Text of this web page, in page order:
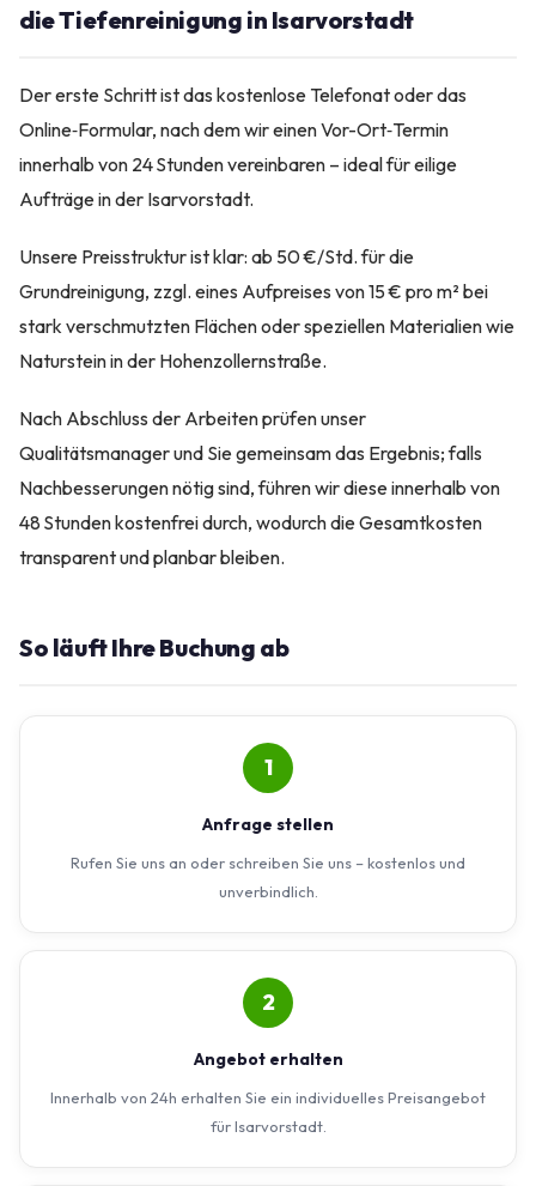
die Tiefenreinigung in Isarvorstadt
Der erste Schritt ist das kostenlose Telefonat oder das
Online‑Formular, nach dem wir einen Vor-Ort‑Termin
innerhalb von 24 Stunden vereinbaren – ideal für eilige
Aufträge in der Isarvorstadt.
Unsere Preisstruktur ist klar: ab 50 €/Std. für die
Grundreinigung, zzgl. eines Aufpreises von 15 € pro m² bei
stark verschmutzten Flächen oder speziellen Materialien wie
Naturstein in der Hohenzollernstraße.
Nach Abschluss der Arbeiten prüfen unser
Qualitätsmanager und Sie gemeinsam das Ergebnis; falls
Nachbesserungen nötig sind, führen wir diese innerhalb von
48 Stunden kostenfrei durch, wodurch die Gesamtkosten
transparent und planbar bleiben.
So läuft Ihre Buchung ab
1
Anfrage stellen
Rufen Sie uns an oder schreiben Sie uns – kostenlos und
unverbindlich.
2
Angebot erhalten
Innerhalb von 24h erhalten Sie ein individuelles Preisangebot
für Isarvorstadt.